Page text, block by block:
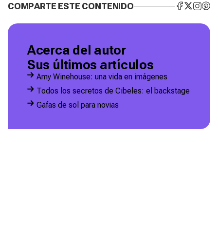
COMPARTE ESTE CONTENIDO
Acerca del autor
Sus últimos artículos
Amy Winehouse: una vida en imágenes
Todos los secretos de Cibeles: el backstage
Gafas de sol para novias